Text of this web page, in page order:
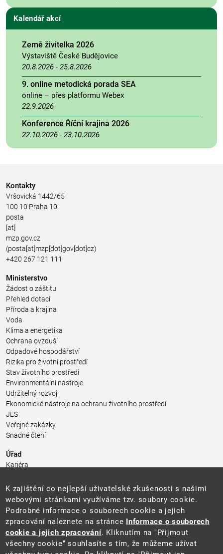
Kalendář akcí
Země živitelka 2026
Výstaviště České Budějovice
20.8.2026 - 25.8.2026
9. online metodická porada SEA
online – přes platformu Webex
22.9.2026
Konference Říční krajina 2026
22.10.2026 - 23.10.2026
Kontakty
Vršovická 1442/65
100 10 Praha 10
posta
[at]
mzp.gov.cz
(posta[at]mzp[dot]gov[dot]cz)
+420 267 121 111
Ministerstvo
Žádost o záštitu
Přehled dotací
Příroda a krajina
Voda
Klima a energetika
Ochrana ovzduší
Odpadové hospodářství
Rizika pro životní prostředí
Stav životního prostředí
Environmentální nástroje
Udržitelný rozvoj
Ekonomické nástroje na ochranu životního prostředí
JES
Veřejné zakázky
Snadné čtení
Úřad
Kariéra
Pro média a veřejnost
Povinně zveřejňované informace
Kontakty
Přistupnost budovy úřadu MŽP
(PDF, 204 kB)
Web
Aktuality
K zajištění co nejlepší uživatelské zkušenosti s našimi
webovými stránkami využíváme tzv. soubory cookie.
Podrobné informace o souborech cookie a jejich
zpracování naleznete na stránce Informace o souborech
cookie a jejich zpracování. Kliknutím na "Přijmout
všechny cookie" souhlasíte s tím, že můžeme užívat